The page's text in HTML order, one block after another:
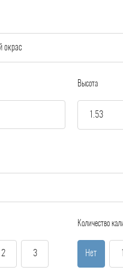
Высота
2 3
Количество
Нет